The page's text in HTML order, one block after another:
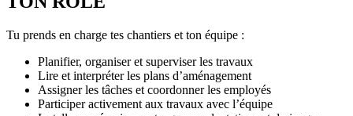
Tu prends en charge tes chantiers et ton équipe :
Planifier, organiser et superviser les travaux
Lire et interpréter les plans d’aménagement
Assigner les tâches et coordonner les employés
Participer activement aux travaux avec l’équipe